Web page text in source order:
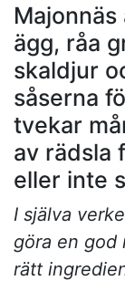
ägg, råa
skaldjur
såserna
tvekar
av rädsla
eller inte
I själva
göra en god
rätt